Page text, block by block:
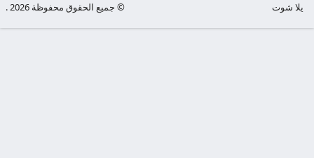
يلا شوت © جميع الحقوق محفوظة 2026 .